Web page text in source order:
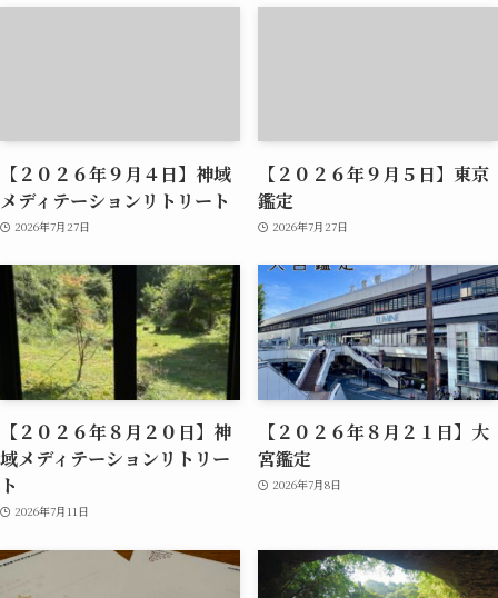
【２０２６年９月４日】神域
メディテーションリトリート
2026年7月27日
【２０２６年９月５日】東京
鑑定
2026年7月27日
【２０２６年８月２０日】神
域メディテーションリトリー
ト
2026年7月11日
【２０２６年８月２１日】大
宮鑑定
2026年7月8日